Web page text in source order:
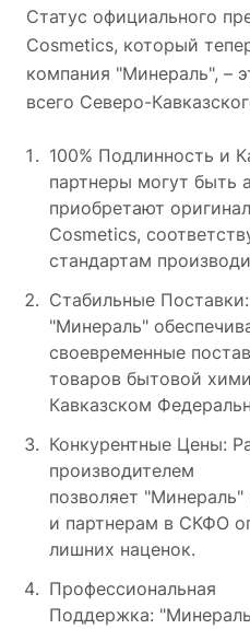
Статус официального
Cosmetics, который
компания "Минераль", –
всего Северо-
100% Подлинность и
партнеры могут быть
приобретают
Cosmetics,
стандартам
Стабильные
"Минераль"
своевременные
товаров бытовой
Кавказском
Конкурентные Цены:
производителем
позволяет "Минераль"
и партнерам в СКФО
лишних наценок.
Профессиональная
Поддержка: